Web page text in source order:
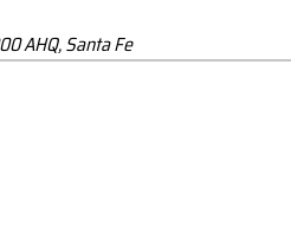
AHQ, Santa Fe